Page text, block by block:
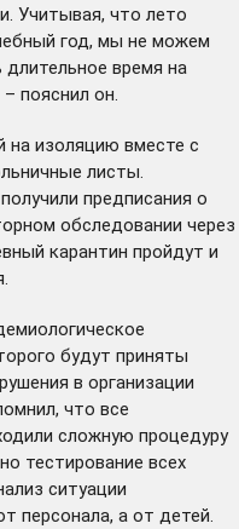
Учитывая, что лето
год, мы не можем
время на
пояснил он.
на изоляцию вместе с
листы.
предписания о
обследовании через
карантин пройдут и
будут приняты
в организации
что все
сложную процедуру
тестирование всех
ситуации
персонала, а от детей.